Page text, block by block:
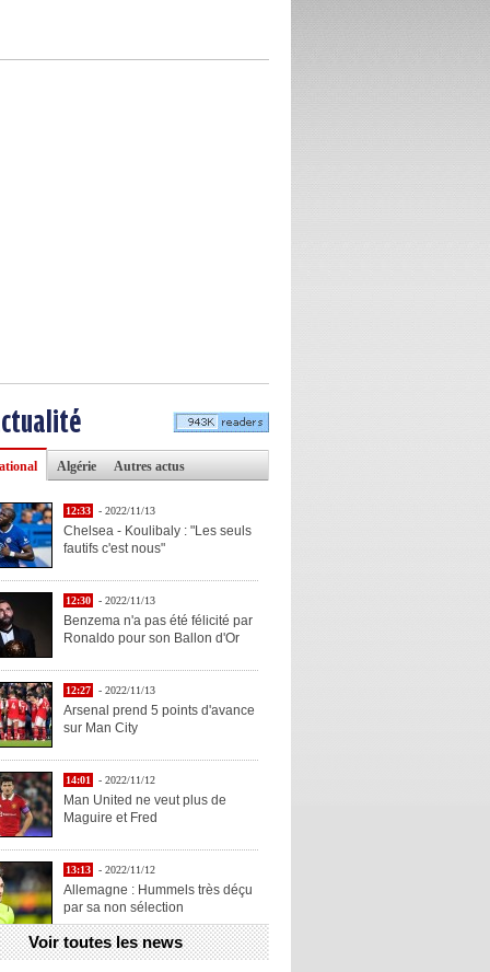
Algérie Autres actus
12:33 - 2022/11/13
Chelsea - Koulibaly : "Les seuls
fautifs c'est nous"
12:30 - 2022/11/13
Benzema n'a pas été félicité par
Ronaldo pour son Ballon d'Or
12:27 - 2022/11/13
Arsenal prend 5 points d'avance
sur Man City
14:01 - 2022/11/12
Man United ne veut plus de
Maguire et Fred
13:13 - 2022/11/12
Allemagne : Hummels très déçu
par sa non sélection
13:11 - 2022/11/12
Voir toutes les news